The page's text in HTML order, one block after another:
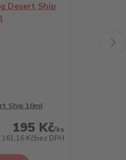
Ship 10ml
195 Kč/ks
161,16 Kčbez DPH